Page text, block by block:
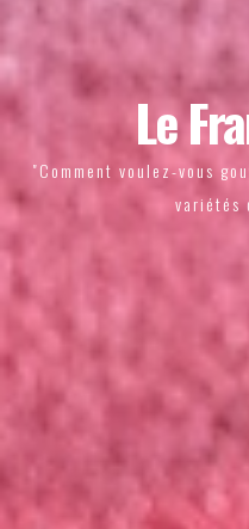
Le
"Comment voulez-vous
variétés